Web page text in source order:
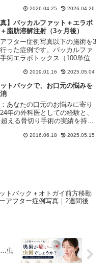
善する方法を、銀座フェイスク
院長の奥田宗央が解説します。
ムほぼなしで試せるプチ整形
すめです。
2026.04.25 2026.04.26
真】バッカルファット＋エラボ
脂肪溶解注射（3ヶ月後）
フター症例写真以下の施術を3
った症例です。バッカルファ
術エラボトックス（100単位）
ムは、以下の3つの要素で構成さ
：脂肪（皮下脂肪とバッカル
2019.01.16 2025.05.04
トバックで、お口元の悩みを
あなたの口元のお悩みに寄り
年の外科医としての経験と、
える骨切り手術の実績を持
10年目になります。（2025年5
2016.06.18 2025.05.15
トバック＋オトガイ前方移動
アフター症例写真｜2週間後
…虫